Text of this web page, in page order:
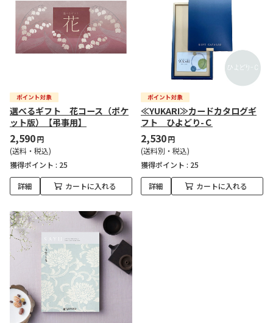
選べるギフト 花コース（ポケ
ット版）【弔事用】
2,590円
(送料・税込)
獲得ポイント : 25
詳細 カートに入れる
≪YUKARI≫カードカタログギ
フト ひよどり-Ｃ
2,530円
(送料別・税込)
獲得ポイント : 25
詳細 カートに入れる